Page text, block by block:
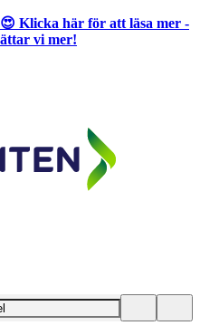
Klicka här för att läsa mer -
vi mer!